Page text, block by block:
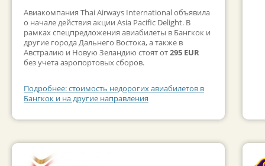
Авиакомпания Thai Airways International объявила
о начале действия акции Asia Pacific Delight. В
рамках спецпредложения авиабилеты в Бангкок и
другие города Дальнего Востока, а также в
Австралию и Новую Зеландию стоят от295 EUR
без учета аэропортовых сборов.
Подробнее: стоимость недорогих авиабилетов в
Бангкок и на другие направления